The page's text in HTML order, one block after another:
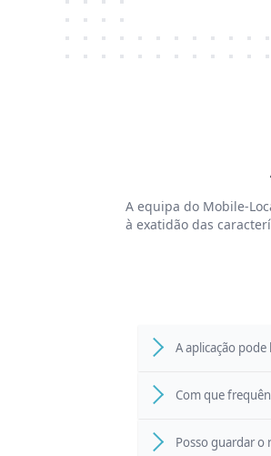
A equipa do Mobile-
à exatidão das
A aplicação
Com que
Posso guardar